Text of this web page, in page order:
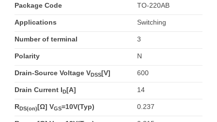
Package Code TO-220AB
Applications Switching
Number of terminal 3
Polarity N
Drain-Source Voltage VDSS[V] 600
Drain Current ID[A] 14
RDS(on)[Ω] VGS=10V(Typ) 0.237